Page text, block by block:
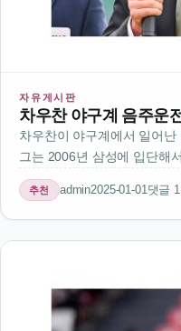
자유게시판
차우찬 야구계 음주운
차우찬이 야구계에서 일어
그는 2006년 삼성에 입단해
뒤에도 야구계에 관심 많아
무리 경기력이 좋다 해도 절
에 술을 마시…
추천 admin2025-01-01댓글 1